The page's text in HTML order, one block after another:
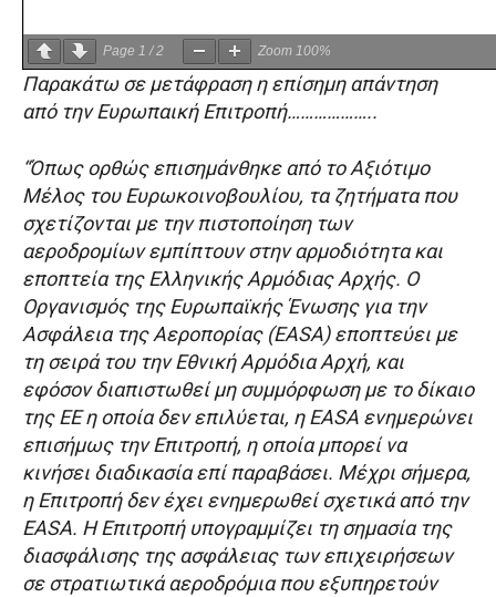
Page 1 /2 Zoom 100%
Παρακάτω σε μετάφραση η επίσημη απάντηση
από την Ευρωπαική Επιτροπή………………..
“Όπως ορθώς επισημάνθηκε από το Αξιότιμο
Μέλος του Ευρωκοινοβουλίου, τα ζητήματα που
σχετίζονται με την πιστοποίηση των
αεροδρομίων εμπίπτουν στην αρμοδιότητα και
εποπτεία της Ελληνικής Αρμόδιας Αρχής. Ο
Οργανισμός της Ευρωπαϊκής Ένωσης για την
Ασφάλεια της Αεροπορίας (EASA) εποπτεύει με
τη σειρά του την Εθνική Αρμόδια Αρχή, και
εφόσον διαπιστωθεί μη συμμόρφωση με το δίκαιο
της ΕΕ η οποία δεν επιλύεται, η EASA ενημερώνει
επισήμως την Επιτροπή, η οποία μπορεί να
κινήσει διαδικασία επί παραβάσει. Μέχρι σήμερα,
η Επιτροπή δεν έχει ενημερωθεί σχετικά από την
EASA. Η Επιτροπή υπογραμμίζει τη σημασία της
διασφάλισης της ασφάλειας των επιχειρήσεων
σε στρατιωτικά αεροδρόμια που εξυπηρετούν